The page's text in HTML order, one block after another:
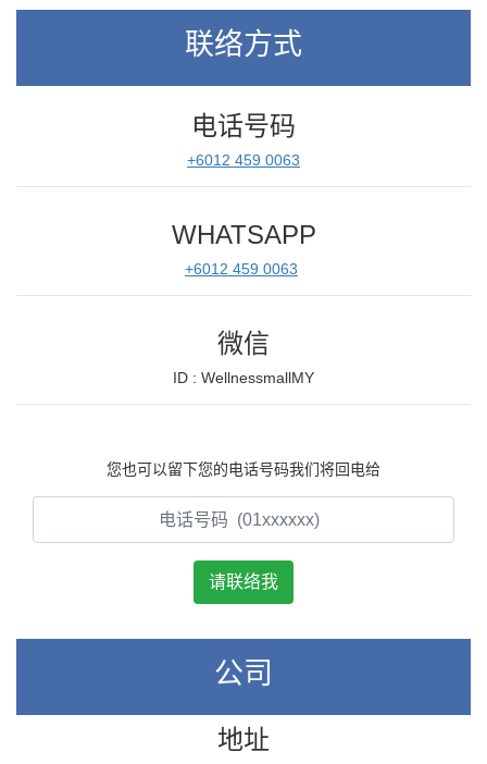
联络方式
电话号码
+6012 459 0063
WHATSAPP
+6012 459 0063
微信
ID : WellnessmallMY
您也可以留下您的电话号码我们将回电给
公司
地址